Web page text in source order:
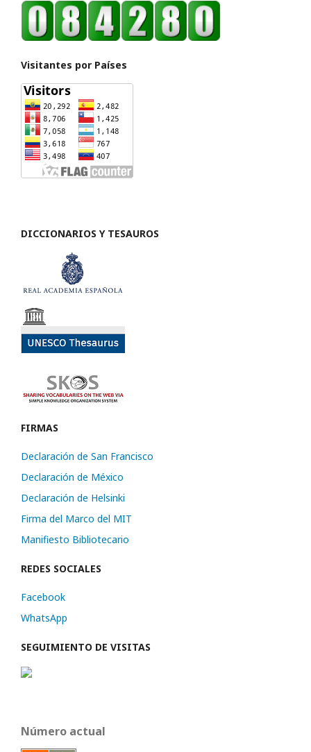
Visitantes por Países
DICCIONARIOS Y TESAUROS
FIRMAS
Declaración de San Francisco
Declaración de México
Declaración de Helsinki
Firma del Marco del MIT
Manifiesto Bibliotecario
REDES SOCIALES
Facebook
WhatsApp
SEGUIMIENTO DE VISITAS
Número actual